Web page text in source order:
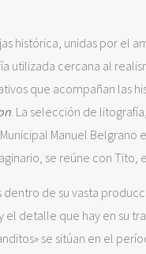
histórica, unidas por el
utilizada cercana al
que acompañan las
. La selección de
Manuel Belgrano
se reúne con Tito,
de su vasta
el detalle que hay en su
se sitúan en el